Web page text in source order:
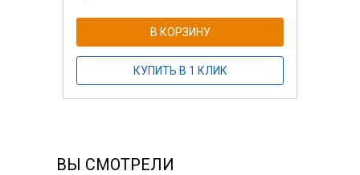
В КОРЗИНУ
КУПИТЬ В 1 КЛИК
ВЫ СМОТРЕЛИ